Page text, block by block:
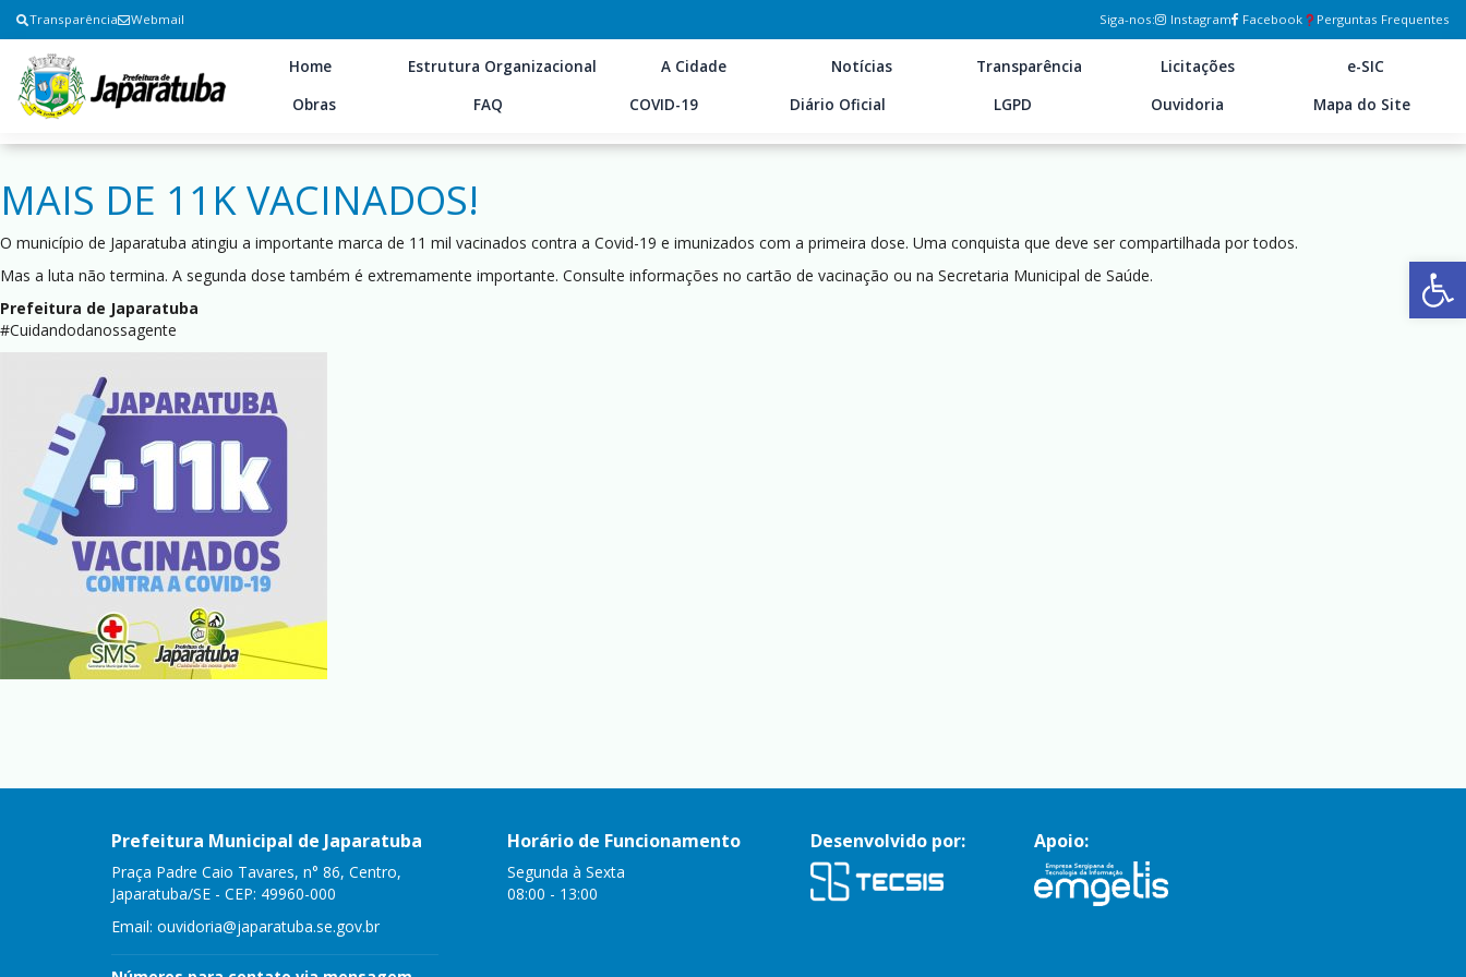
Transparência Webmail Siga-nos: Instagram Facebook Perguntas Frequentes
Home Estrutura Organizacional A Cidade Notícias Transparência Licitações
e-SIC
Obras
FAQ COVID-19 Diário Oficial LGPD Ouvidoria Mapa do Site
MAIS DE 11K VACINADOS!
O município de Japaratuba atingiu a importante marca de 11 mil vacinados contra a Covid-19 e imunizados com a primeira dose. Uma conquista que deve ser compartilhada por todos.
Mas a luta não termina. A segunda dose também é extremamente importante. Consulte informações no cartão de vacinação ou na Secretaria Municipal de Saúde.
Prefeitura de Japaratuba
#Cuidandodanossagente
Prefeitura Municipal de Japaratuba
Praça Padre Caio Tavares, n° 86, Centro,
Japaratuba/SE - CEP: 49960-000
Email: ouvidoria@japaratuba.se.gov.br
Horário de Funcionamento
Segunda à Sexta
08:00 - 13:00
Desenvolvido por: Apoio: